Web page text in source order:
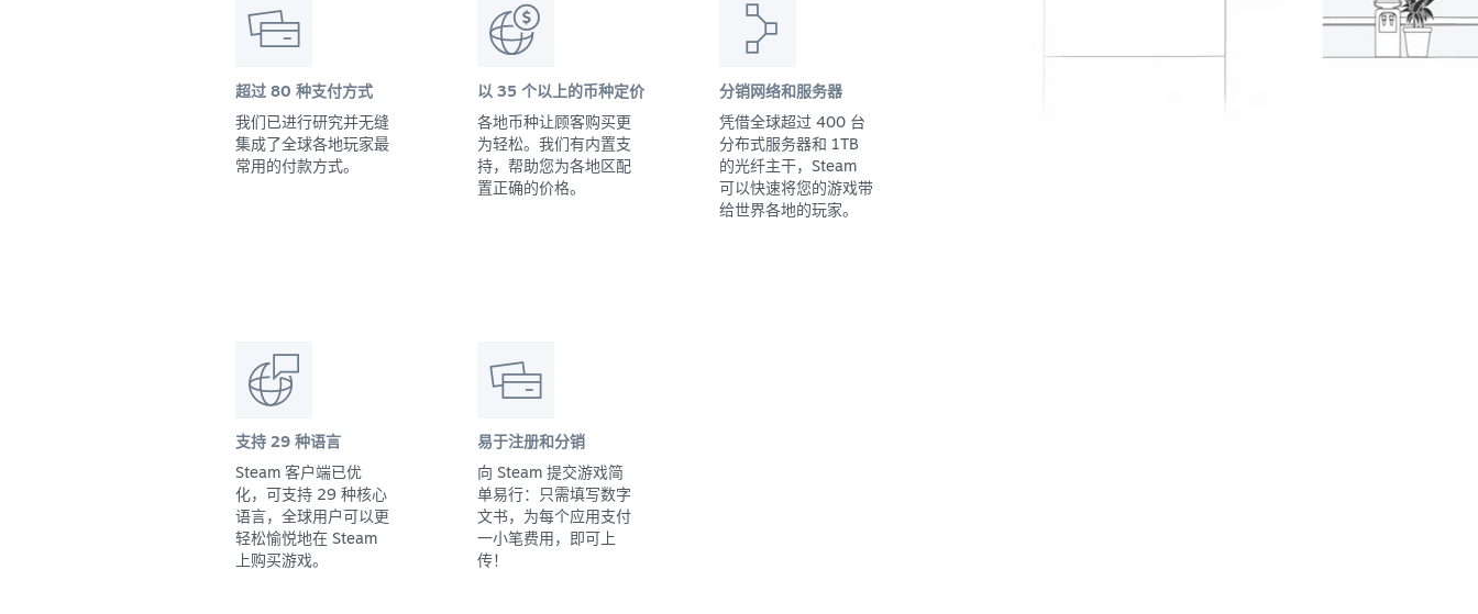
超过 80 种支付方式
我们已进行研究并无缝
集成了全球各地玩家最
常用的付款方式。
以 35 个以上的币种定价
各地币种让顾客购买更
为轻松。我们有内置支
持，帮助您为各地区配
置正确的价格。
分销网络和服务器
凭借全球超过 400 台
分布式服务器和 1TB
的光纤主干，Steam
可以快速将您的游戏带
给世界各地的玩家。
支持 29 种语言
Steam 客户端已优
化，可支持 29 种核心
语言，全球用户可以更
轻松愉悦地在 Steam
上购买游戏。
易于注册和分销
向 Steam 提交游戏简
单易行：只需填写数字
文书，为每个应用支付
一小笔费用，即可上
传！